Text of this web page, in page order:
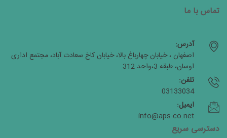
تماس با ما
آدرس:
اصفهان ، خیابان چهارباغ بالا، خیابان کاخ سعادت آباد، مجتمع اداری
اوسان، طبقه 3،واحد 312
تلفن:
03133034
ایمیل:
info@aps-co.net
دسترسی سریع